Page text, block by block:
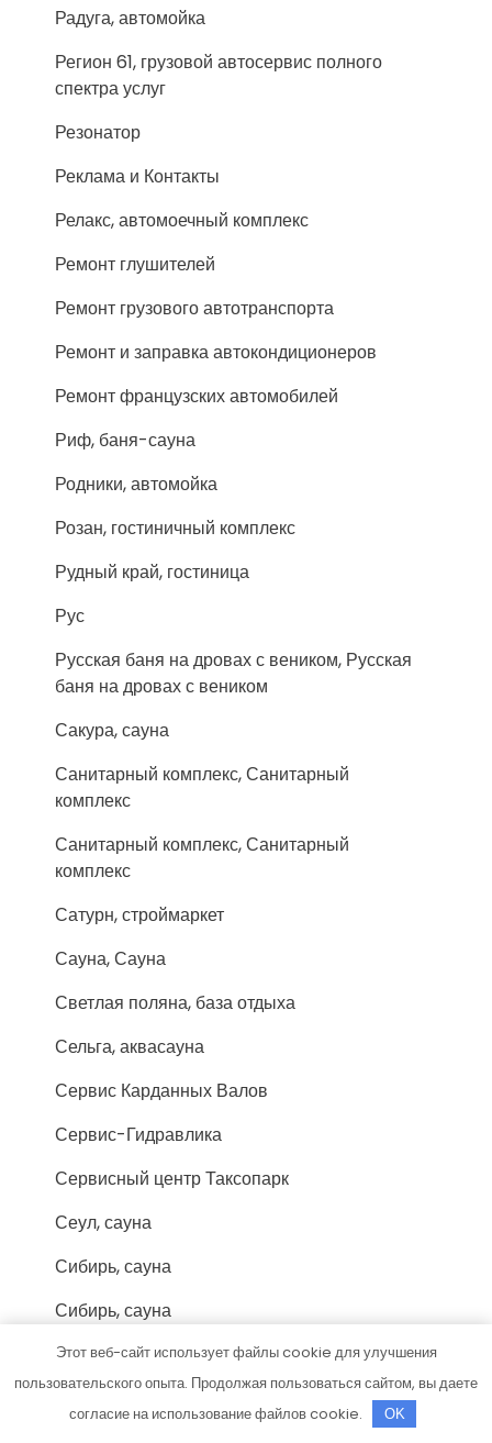
Радуга, автомойка
Регион 61, грузовой автосервис полного
спектра услуг
Резонатор
Реклама и Контакты
Релакс, автомоечный комплекс
Ремонт глушителей
Ремонт грузового автотранспорта
Ремонт и заправка автокондиционеров
Ремонт французских автомобилей
Риф, баня-сауна
Родники, автомойка
Розан, гостиничный комплекс
Рудный край, гостиница
Рус
Русская баня на дровах с веником, Русская
баня на дровах с веником
Сакура, сауна
Санитарный комплекс, Санитарный
комплекс
Санитарный комплекс, Санитарный
комплекс
Сатурн, строймаркет
Сауна, Сауна
Светлая поляна, база отдыха
Сельга, аквасауна
Сервис Карданных Валов
Сервис-Гидравлика
Сервисный центр Таксопарк
Сеул, сауна
Сибирь, сауна
Сибирь, сауна
Синдбад, банный клуб
Сириус, центр кузовного ремонта грузовой
техники
Этот веб-сайт использует файлы cookie для улучшения
пользовательского опыта. Продолжая пользоваться сайтом, вы даете
согласие на использование файлов cookie.
OK